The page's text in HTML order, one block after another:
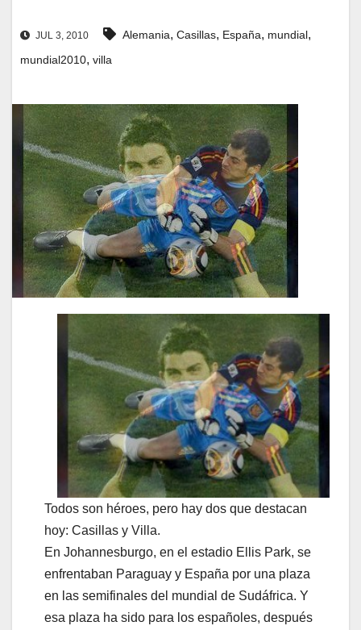
JUL 3, 2010 Alemania, Casillas, España, mundial,
mundial2010, villa
Todos son héroes, pero hay dos que destacan
hoy: Casillas y Villa.
En Johannesburgo, en el estadio Ellis Park, se
enfrentaban Paraguay y España por una plaza
en las semifinales del mundial de Sudáfrica. Y
esa plaza ha sido para los españoles, después